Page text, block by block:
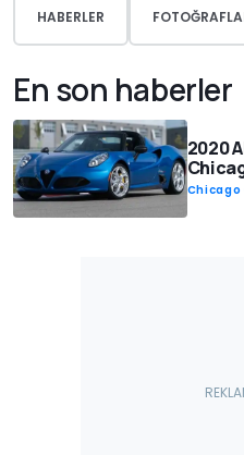
HABERLER
En son haberler
2020
Chicago